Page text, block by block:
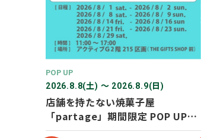
POP UP
2026.8.8(土) 〜 2026.8.9(日)
店舗を持たない焼菓子屋
「partage」期間限定 POP UP
SHOP オープン！